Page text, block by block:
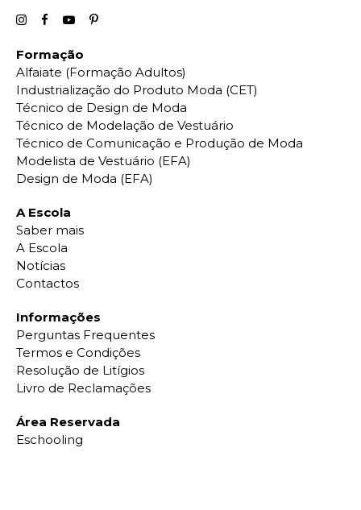
Formação
Alfaiate (Formação Adultos)
Industrialização do Produto Moda (CET)
Técnico de Design de Moda
Técnico de Modelação de Vestuário
Técnico de Comunicação e Produção de Moda
Modelista de Vestuário (EFA)
Design de Moda (EFA)
A Escola
Saber mais
A Escola
Notícias
Contactos
Informações
Perguntas Frequentes
Termos e Condições
Resolução de Litígios
Livro de Reclamações
Área Reservada
Eschooling